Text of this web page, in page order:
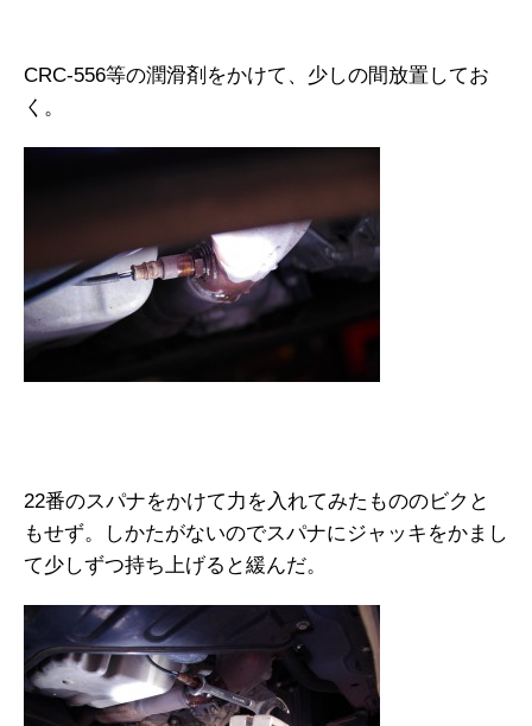
CRC-556等の潤滑剤をかけて、少しの間放置してお
く。
22番のスパナをかけて力を入れてみたもののビクと
もせず。しかたがないのでスパナにジャッキをかまし
て少しずつ持ち上げると緩んだ。